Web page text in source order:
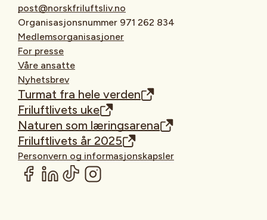
post@norskfriluftsliv.no
Organisasjonsnummer 971 262 834
Medlemsorganisasjoner
For presse
Våre ansatte
Nyhetsbrev
Turmat fra hele verden
Friluftlivets uke
Naturen som læringsarena
Friluftlivets år 2025
Personvern og informasjonskapsler